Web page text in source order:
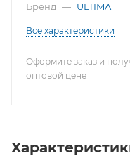
Бренд — ULTIMA
Все характеристики
Оформите заказ и
оптовой цене